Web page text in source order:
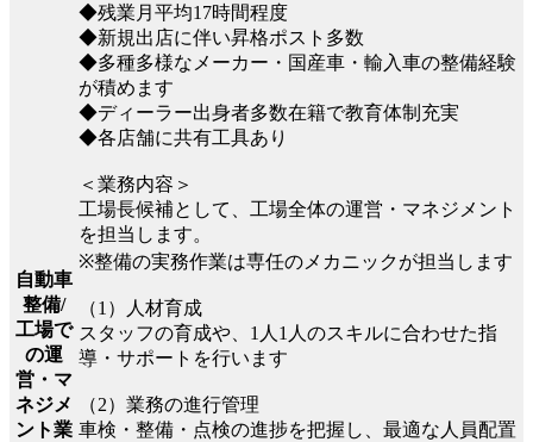
自動車
整備/
工場で
の運
営・マ
ネジメ
ント業
◆残業月平均17時間程度
◆新規出店に伴い昇格ポスト多数
◆多種多様なメーカー・国産車・輸入車の整備経験
が積めます
◆ディーラー出身者多数在籍で教育体制充実
◆各店舗に共有工具あり
＜業務内容＞
工場長候補として、工場全体の運営・マネジメント
を担当します。
※整備の実務作業は専任のメカニックが担当します
（1）人材育成
スタッフの育成や、1人1人のスキルに合わせた指
導・サポートを行います
（2）業務の進行管理
車検・整備・点検の進捗を把握し、最適な人員配置